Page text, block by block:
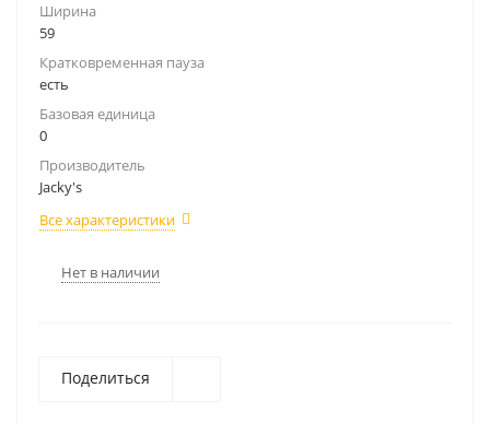
Ширина
59
Кратковременная пауза
есть
Базовая единица
0
Производитель
Jacky's
Все характеристики
Нет в наличии
Поделиться